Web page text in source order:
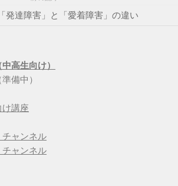
達障害」と「愛着障害」の違い
高生向け）
備中）
講座
ャンネル
ャンネル